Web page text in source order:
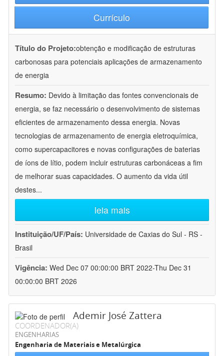
Currículo
Título do Projeto:obtenção e modificação de estruturas
carbonosas para potenciais aplicações de armazenamento
de energia
Resumo: Devido à limitação das fontes convencionais de
energia, se faz necessário o desenvolvimento de sistemas
eficientes de armazenamento dessa energia. Novas
tecnologias de armazenamento de energia eletroquímica,
como supercapacitores e novas configurações de baterias
de íons de lítio, podem incluir estruturas carbonáceas a fim
de melhorar suas capacidades. O aumento da vida útil
destes...
leia mais
Instituição/UF/País: Universidade de Caxias do Sul - RS -
Brasil
Vigência: Wed Dec 07 00:00:00 BRT 2022-Thu Dec 31
00:00:00 BRT 2026
Ademir José Zattera
COORDENADOR(A)
ENGENHARIAS
Engenharia de Materiais e Metalúrgica